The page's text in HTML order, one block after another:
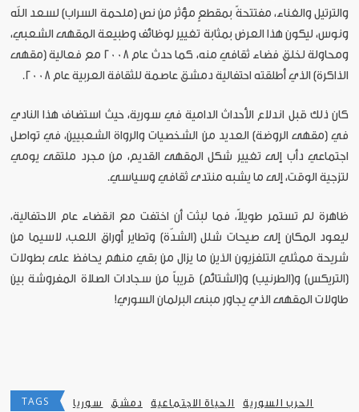
والترتيل والغناء، مفتتحةً بمقطعٍ مؤثر من نص (ملحمة السراب) لسعد الله
ونوس، ليكون هذا العرض بمثابة تغيير لوظائف وطبيعة المقهى الشعبي،
ومحاولة لخلق فضاء ثقافي منه، كما حدث عام 2008 مع فعالية (مقهى
الذاكرة) الذي أطلقته احتفالية دمشق عاصمة للثقافة العربية عام 2008.
كان ذلك قبل اندلاع الأحداث الدامية في سورية، حيث استضاف هذا النادي
في (مقهى الروضة) العديد من الشخصيات والرواة الشعبيين، في تواصل
اجتماعي دأب إلى تغيير شكل المقهى القديم، من مجرد ملتقى يومي
لتزجية الوقت، إلى ما يشبه منتدى ثقافي وسياسي.
ظاهرة لم تستمر طويلاً، فما لبثت أن اختفت مع انقضاء عام الاحتفالية،
ليعود المكان إلى صيحات شلل (الشدّة) وتطاير أوراق اللعب، لاسيما من
شريحة ممثلي التلفزيون الذين ما يزال من بقي منهم يحافظ على بطولات
(التريكس) و(الطرنيب) و(الشتائم) قريباً من سجادات الصلاة المفروشة بين
طاولات المقهى الذي يجاور مبنى البرلمان السوري!
TAGS سوريا دمشق الحياة الاجتماعية الحرب السورية